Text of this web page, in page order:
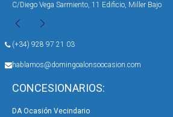
C/Diego Vega Sarmiento, 11 Edificio, Miller Bajo
(+34) 928 97 21 03
hablamos@domingoalonsoocasion.com
CONCESIONARIOS:
DA Ocasión Vecindario